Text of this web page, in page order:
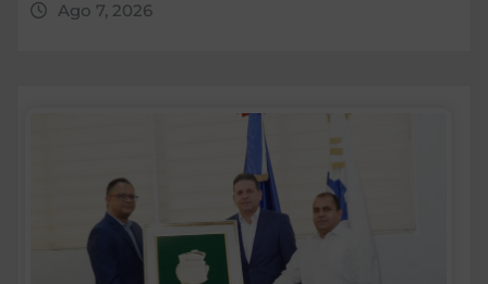
Ago 7, 2026